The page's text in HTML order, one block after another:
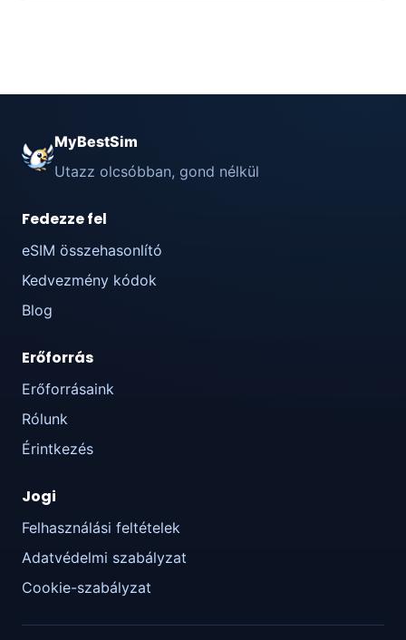
MyBestSim
Utazz olcsóbban, gond nélkül
Fedezze fel
eSIM összehasonlító
Kedvezmény kódok
Blog
Erőforrás
Erőforrásaink
Rólunk
Érintkezés
Jogi
Felhasználási feltételek
Adatvédelmi szabályzat
Cookie-szabályzat